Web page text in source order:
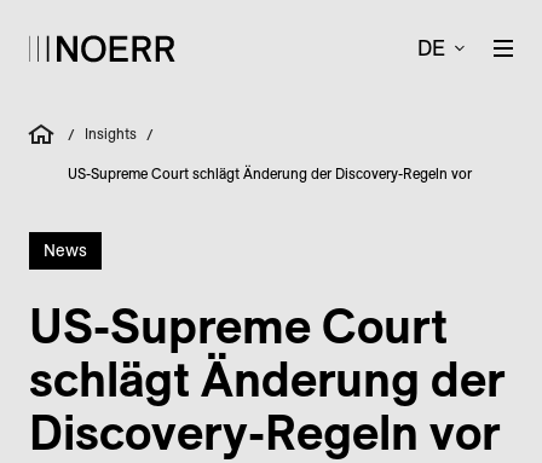
DE
/ Insights /
US-Supreme Court schlägt Änderung der Discovery-Regeln vor
News
US-Supreme Court
schlägt Änderung der
Discovery-Regeln vor